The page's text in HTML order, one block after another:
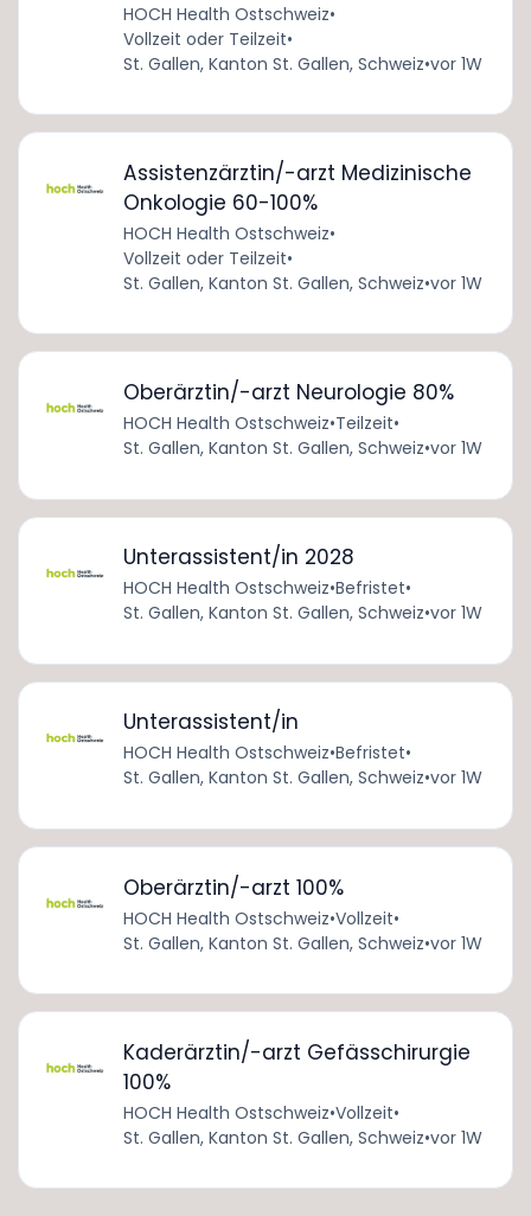
HOCH Health Ostschweiz•
Vollzeit oder Teilzeit•
St. Gallen, Kanton St. Gallen, Schweiz•vor 1W
Assistenzärztin/-arzt Medizinische
Onkologie 60-100%
HOCH Health Ostschweiz•
Vollzeit oder Teilzeit•
St. Gallen, Kanton St. Gallen, Schweiz•vor 1W
Oberärztin/-arzt Neurologie 80%
HOCH Health Ostschweiz•Teilzeit•
St. Gallen, Kanton St. Gallen, Schweiz•vor 1W
Unterassistent/in 2028
HOCH Health Ostschweiz•Befristet•
St. Gallen, Kanton St. Gallen, Schweiz•vor 1W
Unterassistent/in
HOCH Health Ostschweiz•Befristet•
St. Gallen, Kanton St. Gallen, Schweiz•vor 1W
Oberärztin/-arzt 100%
HOCH Health Ostschweiz•Vollzeit•
St. Gallen, Kanton St. Gallen, Schweiz•vor 1W
Kaderärztin/-arzt Gefässchirurgie
100%
HOCH Health Ostschweiz•Vollzeit•
St. Gallen, Kanton St. Gallen, Schweiz•vor 1W